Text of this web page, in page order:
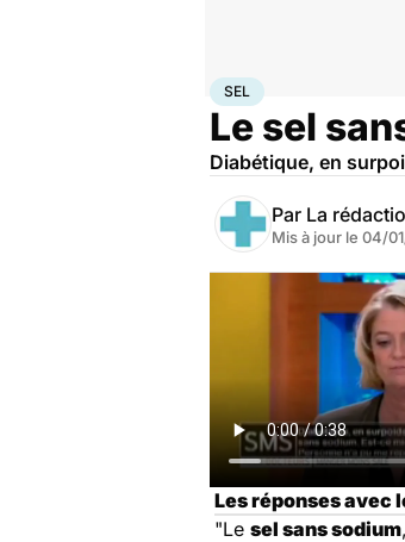
Accueil Santé
SEL
Le sel
Diabétique, en
Par La
Mis à jour le 04/
Les réponses avec
"Le sel sans sodium